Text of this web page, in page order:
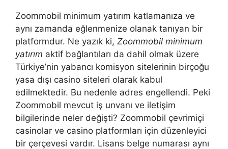
Zoommobil minimum yatırım katlamanıza ve
aynı zamanda eğlenmenize olanak tanıyan bir
platformdur. Ne yazık ki, Zoommobil minimum
yatırım aktif bağlantıları da dahil olmak üzere
Türkiye’nin yabancı komisyon sitelerinin birçoğu
yasa dışı casino siteleri olarak kabul
edilmektedir. Bu nedenle adres engellendi. Peki
Zoommobil mevcut iş unvanı ve iletişim
bilgilerinde neler değişti? Zoommobil çevrimiçi
casinolar ve casino platformları için düzenleyici
bir çerçevesi vardır. Lisans belge numarası aynı